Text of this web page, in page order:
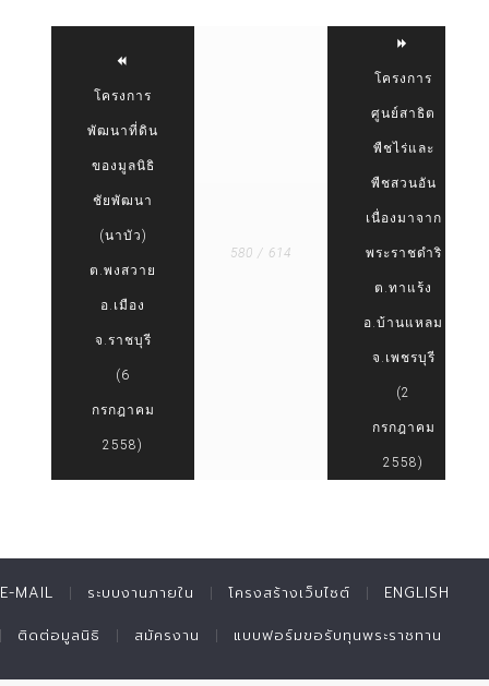
โครงการ
พัฒนาที่ดิน
ของมูลนิธิ
ชัยพัฒนา
(นาบัว)
ต.พงสวาย
อ.เมือง
จ.ราชบุรี
(6
กรกฎาคม
2558)
580 / 614
โครงการ
ศูนย์สาธิต
พืชไร่และ
พืชสวนอัน
เนื่องมาจาก
พระราชดำริ
ต.ทาแร้ง
อ.บ้านแหลม
จ.เพชรบุรี
(2
กรกฎาคม
2558)
E-MAIL ระบบงานภายใน โครงสร้างเว็บไซต์ ENGLISH
ติดต่อมูลนิธิ สมัครงาน แบบฟอร์มขอรับทุนพระราชทาน